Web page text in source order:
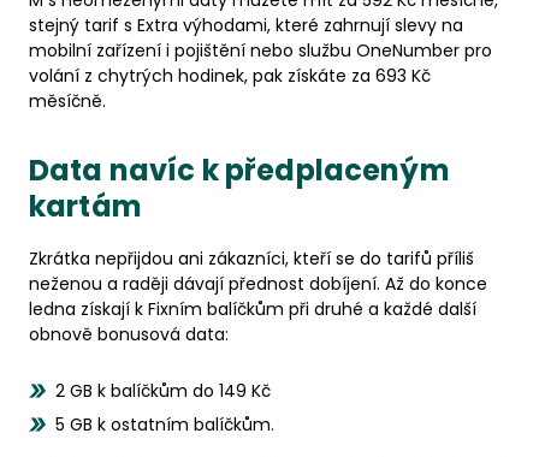
stejný tarif s Extra výhodami, které zahrnují slevy na
mobilní zařízení i pojištění nebo službu OneNumber pro
volání z chytrých hodinek, pak získáte za 693 Kč
měsíčně.
Data navíc k předplaceným
kartám
Zkrátka nepřijdou ani zákazníci, kteří se do tarifů příliš
neženou a raději dávají přednost dobíjení. Až do konce
ledna získají k Fixním balíčkům při druhé a každé další
obnově bonusová data:
2 GB k balíčkům do 149 Kč
5 GB k ostatním balíčkům.